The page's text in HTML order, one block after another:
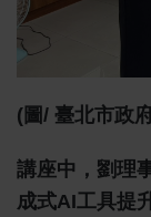
(圖/ 臺北市政
講座中，劉理
成式AI工具提